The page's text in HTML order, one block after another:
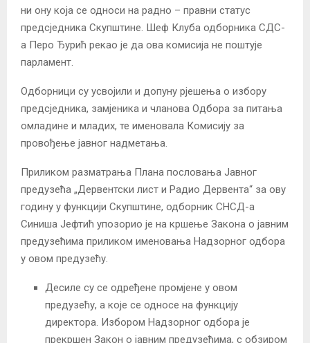
ни ону која се односи на радно – правни статус
предсједника Скупштине. Шеф Клуба одборника СДС-
а Перо Ђурић рекао је да ова комисија не поштује
парламент.
Одборници су усвојили и допуну рјешења о избору
предсједника, замјеника и чланова Одбора за питања
омладине и младих, те именовала Комисију за
провођење јавног надметања.
Приликом разматрања Плана пословања Јавног
предузећа „Дервентски лист и Радио Дервента“ за ову
годину у функцији Скупштине, одборник СНСД-а
Синиша Јефтић упозорио је на кршење Закона о јавним
предузећима приликом именовања Надзорног одбора
у овом предузећу.
Десиле су се одређене промјене у овом
предузећу, а које се односе на функцију
директора. Избором Надзорног одбора је
прекршен Закон о јавним предузећима, с обзиром